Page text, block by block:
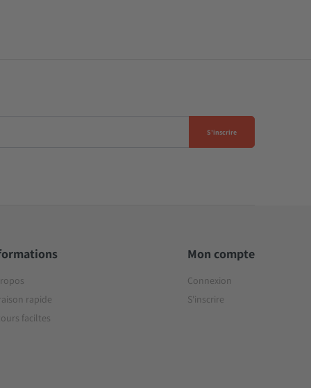
S'inscrire
rapide
faciltes
Mon compte
Connexion
S'inscrire